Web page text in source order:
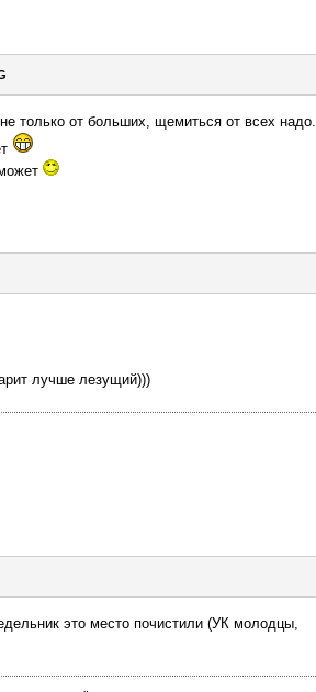
только от больших, щемиться от всех надо.
лучше лезущий)))
это место почистили (УК молодцы,